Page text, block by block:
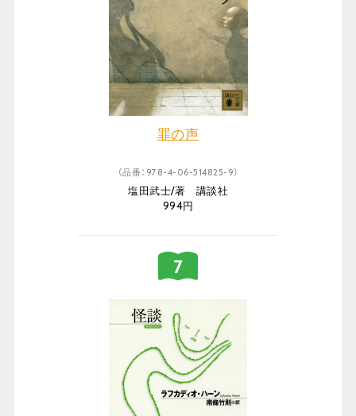
罪の声
（品番：978-4-06-514825-9）
塩田武士/著 講談社
994円